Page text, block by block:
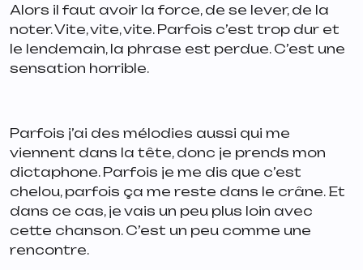
Alors il faut avoir la force, de se lever, de la
noter. Vite, vite, vite. Parfois c’est trop dur et
le lendemain, la phrase est perdue. C’est une
sensation horrible.
Parfois j’ai des mélodies aussi qui me
viennent dans la tête, donc je prends mon
dictaphone. Parfois je me dis que c’est
chelou, parfois ça me reste dans le crâne. Et
dans ce cas, je vais un peu plus loin avec
cette chanson. C’est un peu comme une
rencontre.